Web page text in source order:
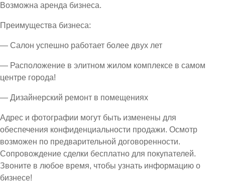
Возможна аренда бизнеса.
Преимущества бизнеса:
— Салон успешно работает более двух лет
— Расположение в элитном жилом комплексе в самом
центре города!
— Дизайнерский ремонт в помещениях
Адрес и фотографии могут быть изменены для
обеспечения конфиденциальности продажи. Осмотр
возможен по предварительной договоренности.
Сопровождение сделки бесплатно для покупателей.
Звоните в любое время, чтобы узнать информацию о
бизнесе!